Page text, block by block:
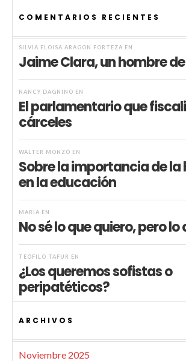
COMENTARIOS RECIENTES
SILVIA ELOISA ARAGÓN FORTEZA EN
Jaime Clara, un hombre
NANCY DAGNINO EN
El parlamentario que
cárceles
WALTER MONZÓ EN
Sobre la importancia de la
en la educación
MARIA EN
No sé lo que quiero, pero
TEÓFILO TAFUR EN
¿Los queremos sofistas o
peripatéticos?
ARCHIVOS
Noviembre 2025